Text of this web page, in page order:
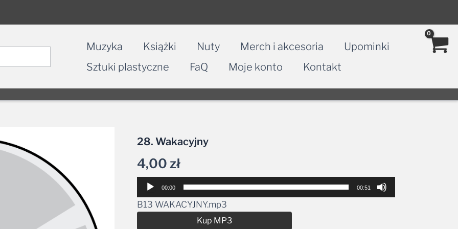
Muzyka Książki Nuty Merch i akcesoria
Upominki
Sztuki plastyczne
FaQ Moje konto Kontakt
28. Wakacyjny
4,00zł
Odtwarzacz
plików
dźwiękowych
00:00 00:51
B13 WAKACYJNY.mp3
Kup MP3